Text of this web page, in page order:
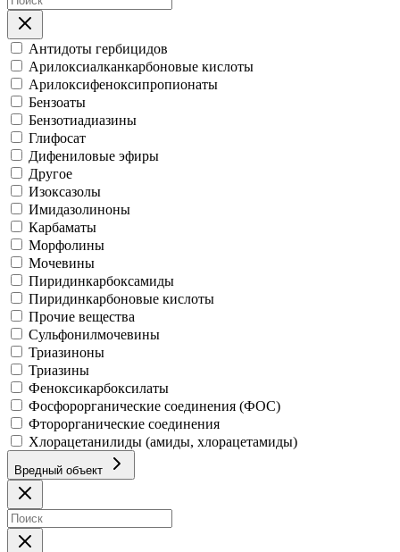
Антидоты гербицидов
Арилоксиалканкарбоновые кислоты
Арилоксифеноксипропионаты
Бензоаты
Бензотиадиазины
Глифосат
Дифениловые эфиры
Другое
Изоксазолы
Имидазолиноны
Карбаматы
Морфолины
Мочевины
Пиридинкарбоксамиды
Пиридинкарбоновые кислоты
Прочие вещества
Сульфонилмочевины
Триазиноны
Триазины
Феноксикарбоксилаты
Фосфорорганические соединения (ФОС)
Фторорганические соединения
Хлорацетанилиды (амиды, хлорацетамиды)
Вредный объект